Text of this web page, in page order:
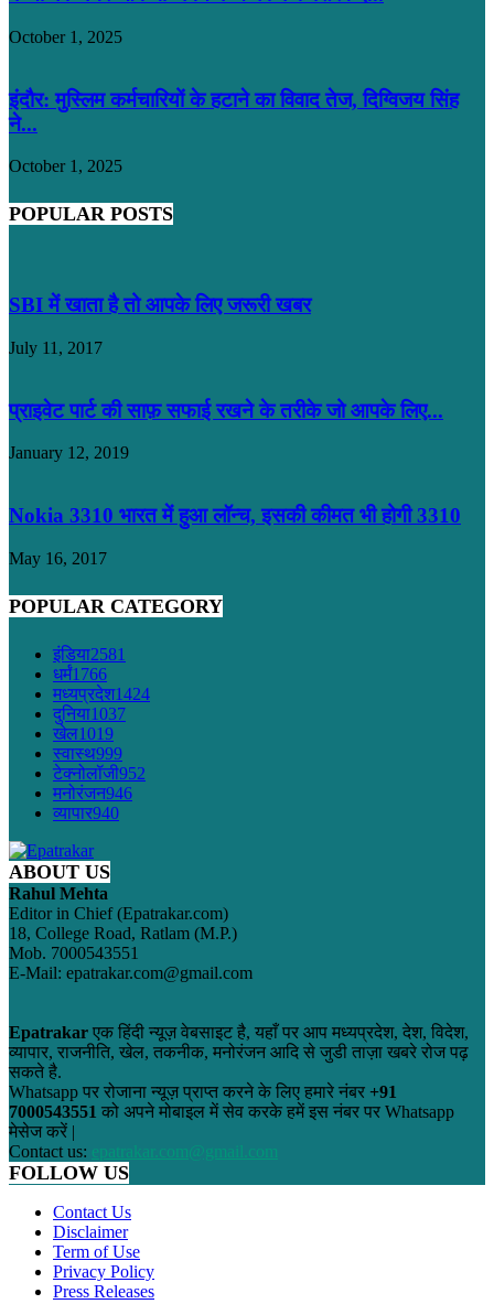
October 1, 2025
इंदौर: मुस्लिम कर्मचारियों के हटाने का विवाद तेज, दिग्विजय सिंह
ने...
October 1, 2025
POPULAR POSTS
SBI में खाता है तो आपके लिए जरूरी खबर
July 11, 2017
प्राइवेट पार्ट की साफ़ सफाई रखने के तरीके जो आपके लिए...
January 12, 2019
Nokia 3310 भारत में हुआ लॉन्च, इसकी कीमत भी होगी 3310
May 16, 2017
POPULAR CATEGORY
इंडिया2581
धर्मं1766
मध्यप्रदेश1424
दुनिया1037
खेल1019
स्वास्थ999
टेक्नोलॉजी952
मनोरंजन946
व्यापार940
ABOUT US
Rahul Mehta
Editor in Chief (Epatrakar.com)
18, College Road, Ratlam (M.P.)
Mob. 7000543551
E-Mail: epatrakar.com@gmail.com
Epatrakar एक हिंदी न्यूज़ वेबसाइट है, यहाँ पर आप मध्यप्रदेश, देश, विदेश,
व्यापार, राजनीति, खेल, तकनीक, मनोरंजन आदि से जुडी ताज़ा खबरे रोज पढ़
सकते है.
Whatsapp पर रोजाना न्यूज़ प्राप्त करने के लिए हमारे नंबर +91
7000543551 को अपने मोबाइल में सेव करके हमें इस नंबर पर Whatsapp
मेसेज करें |
Contact us: epatrakar.com@gmail.com
FOLLOW US
Contact Us
Disclaimer
Term of Use
Privacy Policy
Press Releases